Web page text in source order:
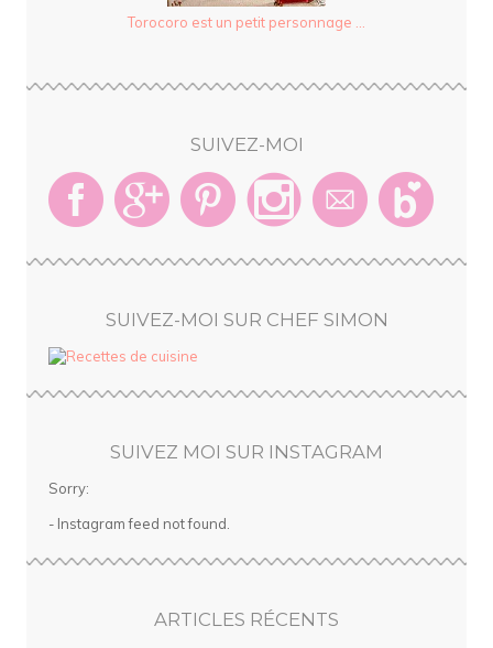
Torocoro est un petit personnage ...
SUIVEZ-MOI
SUIVEZ-MOI SUR CHEF SIMON
SUIVEZ MOI SUR INSTAGRAM
Sorry:
- Instagram feed not found.
ARTICLES RÉCENTS